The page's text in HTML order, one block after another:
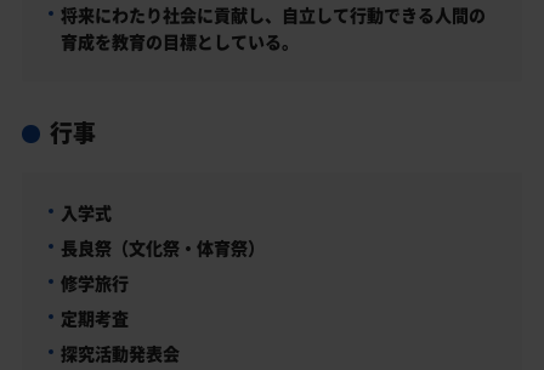
将来にわたり社会に貢献し、自立して行動できる人間の
育成を教育の目標としている。
行事
入学式
長良祭（文化祭・体育祭）
修学旅行
定期考査
探究活動発表会